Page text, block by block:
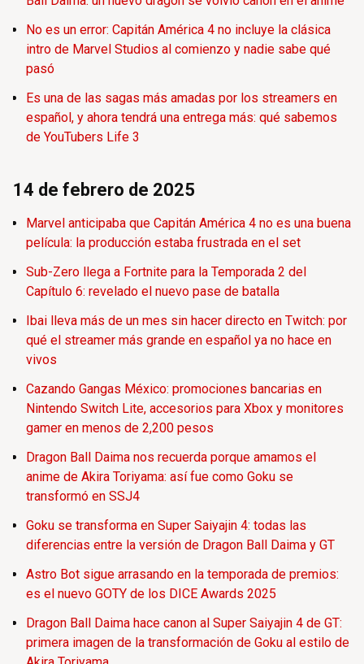
No es un error: Capitán América 4 no incluye la clásica
intro de Marvel Studios al comienzo y nadie sabe qué
pasó
Es una de las sagas más amadas por los streamers en
español, y ahora tendrá una entrega más: qué sabemos
de YouTubers Life 3
14 de febrero de 2025
Marvel anticipaba que Capitán América 4 no es una buena
película: la producción estaba frustrada en el set
Sub-Zero llega a Fortnite para la Temporada 2 del
Capítulo 6: revelado el nuevo pase de batalla
Ibai lleva más de un mes sin hacer directo en Twitch: por
qué el streamer más grande en español ya no hace en
vivos
Cazando Gangas México: promociones bancarias en
Nintendo Switch Lite, accesorios para Xbox y monitores
gamer en menos de 2,200 pesos
Dragon Ball Daima nos recuerda porque amamos el
anime de Akira Toriyama: así fue como Goku se
transformó en SSJ4
Goku se transforma en Super Saiyajin 4: todas las
diferencias entre la versión de Dragon Ball Daima y GT
Astro Bot sigue arrasando en la temporada de premios:
es el nuevo GOTY de los DICE Awards 2025
Dragon Ball Daima hace canon al Super Saiyajin 4 de GT:
primera imagen de la transformación de Goku al estilo de